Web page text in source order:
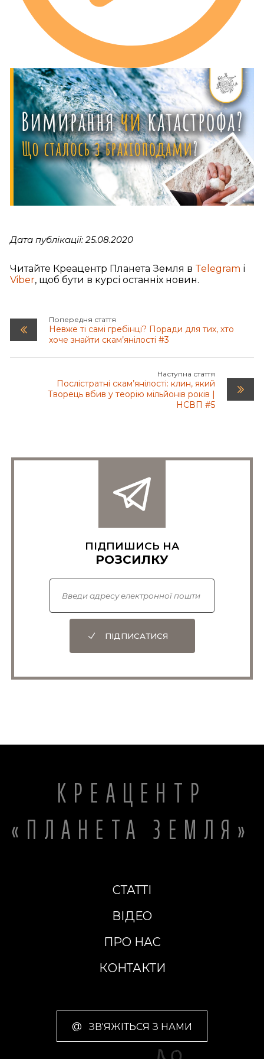
Дата публікації: 25.08.2020
Читайте Креацентр Планета Земля в Telegram і
Viber, щоб бути в курсі останніх новин.
Попередня стаття
Невже ті самі гребінці? Поради для тих, хто
хоче знайти скам’янілості #3
Наступна стаття
Послістратні скам’янілості: клин, який
Творець вбив у теорію мільйонів років |
НСВП #5
ПІДПИШИСЬ НА
РОЗСИЛКУ
ПІДПИСАТИСЯ
КРЕАЦЕНТР
«ПЛАНЕТА ЗЕМЛЯ»
СТАТТІ
ВІДЕО
ПРО НАС
КОНТАКТИ
@ ЗВ'ЯЖІТЬСЯ З НАМИ